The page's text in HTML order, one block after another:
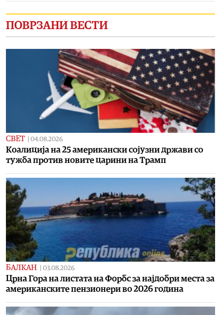
ПОВРЗАНИ ВЕСТИ
СВЕТ 04.08.2026
Коалиција на 25 американски сојузни држави со
тужба против новите царини на Трамп
БАЛКАН 03.08.2026
Црна Гора на листата на Форбс за најдобри места за
американските пензионери во 2026 година